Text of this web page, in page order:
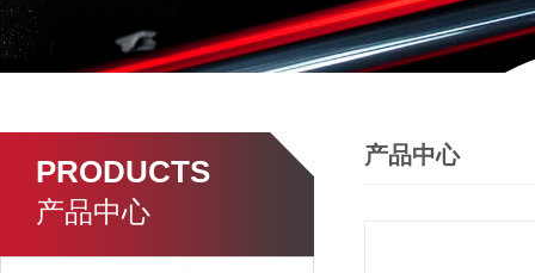
PRODUCTS
产品中心
产品中心